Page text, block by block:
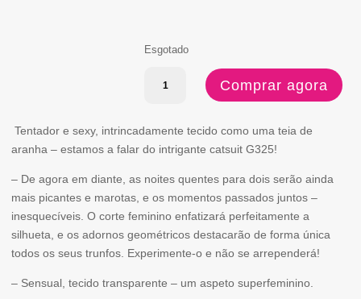
Esgotado
Quantidade
G325
BODYSTOCKING
Comprar agora
Tentador e sexy, intrincadamente tecido como uma teia de
aranha – estamos a falar do intrigante catsuit G325!
– De agora em diante, as noites quentes para dois serão ainda
mais picantes e marotas, e os momentos passados juntos –
inesquecíveis. O corte feminino enfatizará perfeitamente a
silhueta, e os adornos geométricos destacarão de forma única
todos os seus trunfos. Experimente-o e não se arrependerá!
– Sensual, tecido transparente – um aspeto superfeminino.